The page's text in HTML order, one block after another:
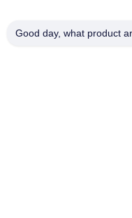
Good day, what product